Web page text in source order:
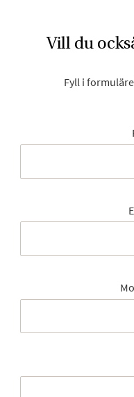
Vill du
Fyll i